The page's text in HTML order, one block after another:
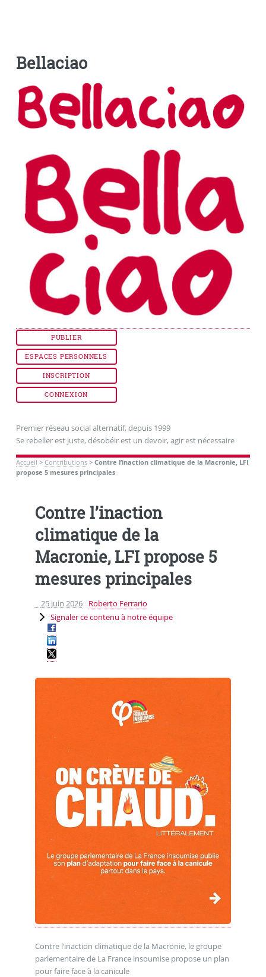
Bellaciao
PUBLIER
ESPACES PERSONNELS
INSCRIPTION
CONNEXION
Premier réseau social alternatif, depuis 1999
Se rebeller est juste, désobéir est un devoir, agir est nécessaire
Accueil > Contributions> Contre l’inaction climatique de la Macronie, LFI
propose 5 mesures principales
Contre l’inaction
climatique de la
Macronie, LFI propose 5
mesures principales
25 juin 2026
Roberto Ferrario
Signaler ce contenu à notre équipe
Contre l’inaction climatique de la Macronie, le groupe
parlementaire de La France insoumise propose un plan
pour faire face à la canicule